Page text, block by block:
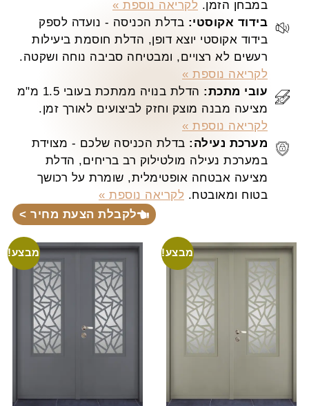
במבחן הזמן. לקריאה נוספת »
בידוד אקוסטי: בדלת הכניסה - נועדה לספק
בידוד אקוסטי יוצא דופן, הדלת חוסמת ביעילות
רעשים לא רצויים, ומבטיחה סביבה נוחה ושקטה.
לקריאה נוספת »
עובי מתכת:
הדלת בנויה ממתכת בעובי 1.5 מ"מ
מציעה מבנה מוצק וחזק לביצועים לאורך זמן.
לקריאה נוספת »
מערכת נעילה: בדלת הכניסה שלכם - מצוידת
במערכת נעילה מולטילוק רב בריחים, הדלת
מציעה אבטחה אופטימלית, שומרת על רכושך
בטוח ומאובטח. לקריאה נוספת »
לקבלת הצעת מחיר >
מבצע! מבצע!